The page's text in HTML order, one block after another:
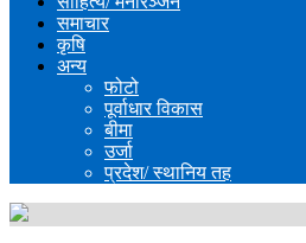
समाचार
कृषि
अन्य
फोटो
पूर्वाधार विकास
बीमा
उर्जा
प्रदेश/ स्थानिय तह